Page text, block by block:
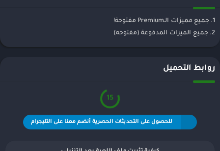
1. جميع مميزات الـPremium مفتوحة!
2. جميع الميزات المدفوعة (مفتوحه)
روابط التحميل
15
للحصول على التحديثات الحصرية أنضم معنا على التليجرام